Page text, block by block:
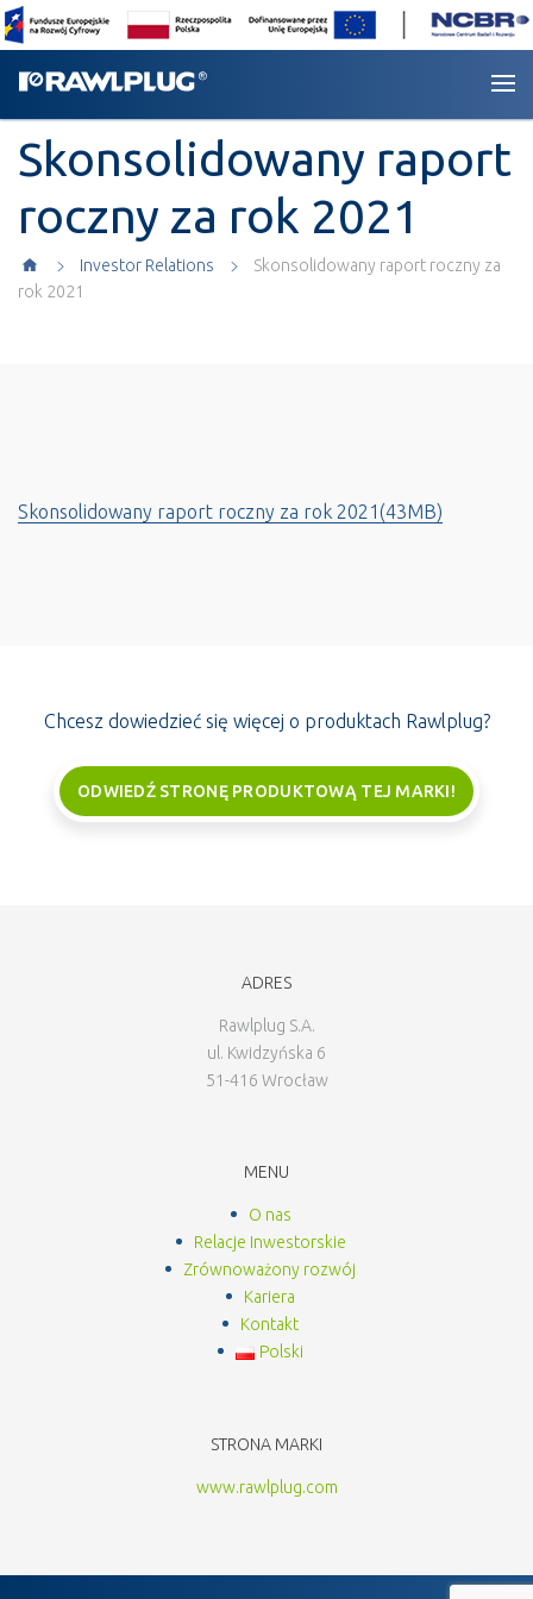
Skonsolidowany raport
roczny za rok 2021
Investor Relations
Skonsolidowany raport roczny za
rok 2021
Skonsolidowany raport roczny za rok 2021(43MB)
Chcesz dowiedzieć się więcej o produktach Rawlplug?
ODWIEDŹ STRONĘ PRODUKTOWĄ TEJ MARKI!
ADRES
Rawlplug S.A.
ul. Kwidzyńska 6
51-416 Wrocław
MENU
O nas
Relacje Inwestorskie
Zrównoważony rozwój
Kariera
Kontakt
Polski
STRONA MARKI
www.rawlplug.com